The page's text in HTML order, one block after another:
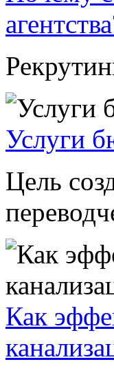
Услуги
Цель
Как